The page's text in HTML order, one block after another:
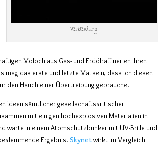
Verkleidung
Moloch aus Gas- und Erdölraffinerien ihren
mag das erste und letzte Mal sein, dass ich diesen
den Hauch einer Übertreibung gebrauche.
Ideen sämtlicher gesellschaftskritischer
mit einigen hochexplosiven Materialien in
warte in einem Atomschutzbunker mit UV-Brille und
Ergebnis.Skynetwirkt im Vergleich